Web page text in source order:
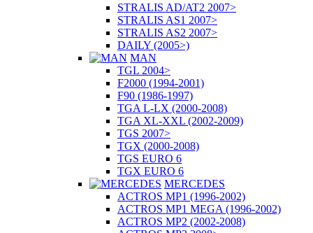
STRALIS AD/AT2 2007>
STRALIS AS1 2007>
STRALIS AS2 2007>
DAILY (2005>)
MAN
TGL 2004>
F2000 (1994-2001)
F90 (1986-1997)
TGA L-LX (2000-2008)
TGA XL-XXL (2002-2009)
TGS 2007>
TGX (2000-2008)
TGS EURO 6
TGX EURO 6
MERCEDES
ACTROS MP1 (1996-2002)
ACTROS MP1 MEGA (1996-2002)
ACTROS MP2 (2002-2008)